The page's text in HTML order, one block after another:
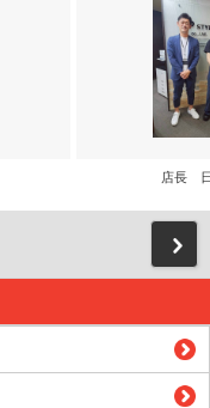
店長